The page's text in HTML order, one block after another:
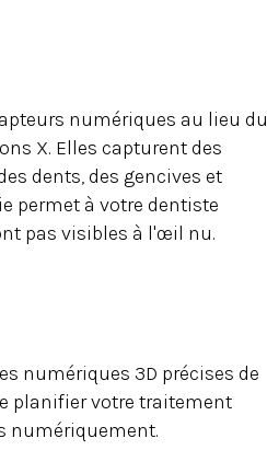
numériques au lieu du
X. Elles capturent des
dents, des gencives et
permet à votre dentiste
pas visibles à l'œil nu.
numériques 3D précises de
planifier votre traitement
numériquement.